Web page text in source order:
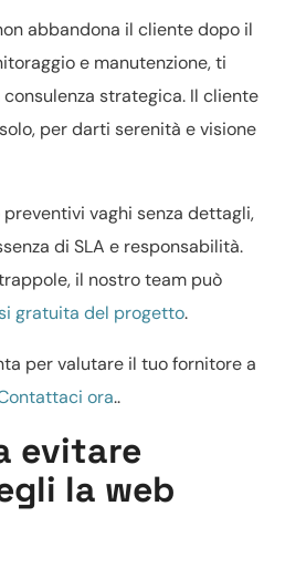
abbandona il cliente dopo il
e manutenzione, ti
strategica. Il cliente
per darti serenità e visione
vaghi senza dettagli,
di SLA e responsabilità.
il nostro team può
gratuita del progetto.
per valutare il tuo fornitore a
ora..
evitare
la web